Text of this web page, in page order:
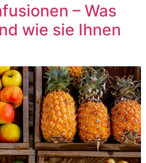
– Was
wie sie Ihnen